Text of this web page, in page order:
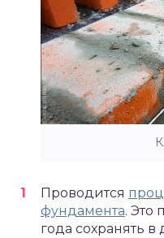
Проводится
фундамента. Это
года сохранять в